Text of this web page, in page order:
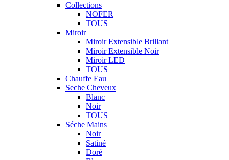
Collections
NOFER
TOUS
Miroir
Miroir Extensible Brillant
Miroir Extensible Noir
Miroir LED
TOUS
Chauffe Eau
Seche Cheveux
Blanc
Noir
TOUS
Séche Mains
Noir
Satiné
Doré